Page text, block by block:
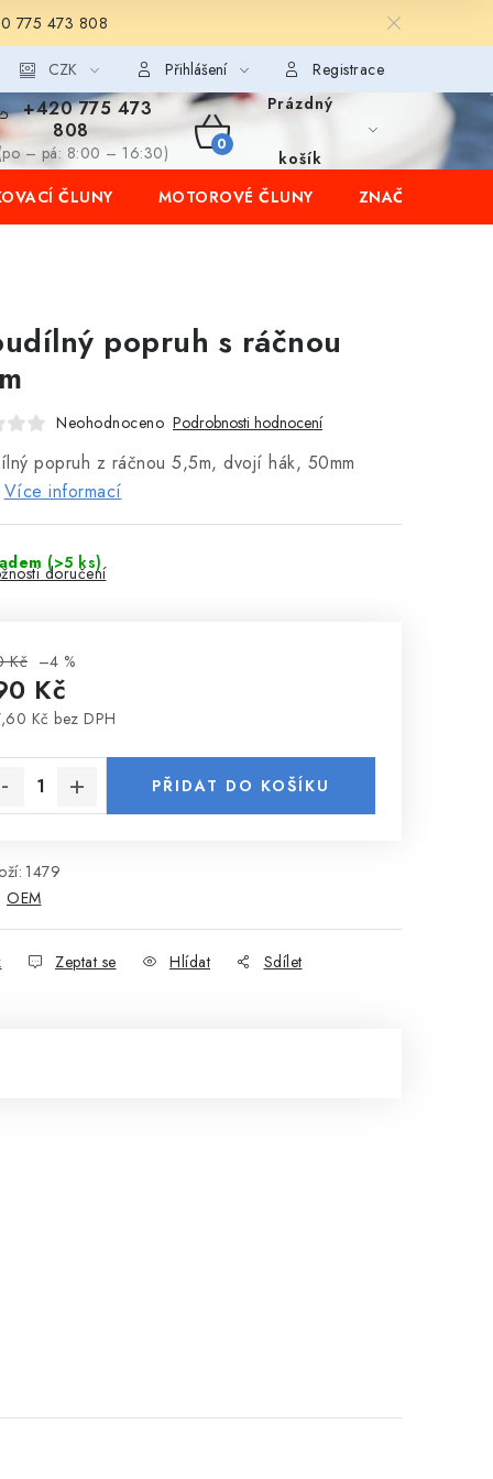
775 473 808
CZK Přihlášení Registrace
+420 775 473
808
(po – pá: 8:00 – 16:30)
NÁKUPNÍ
KOŠÍK
Prázdný
košík
ČLUNY MOTOROVÉ ČLUNY ZNAČKY
popruh s ráčnou
Neohodnoceno Podrobnosti hodnocení
popruh z ráčnou 5,5m, dvojí hák, 50mm
Více informací
(>5 ks)
doručení
Kč –4 %
Kč
Kč bez DPH
PŘIDAT DO KOŠÍKU
1479
OEM
Zeptat se Hlídat Sdílet